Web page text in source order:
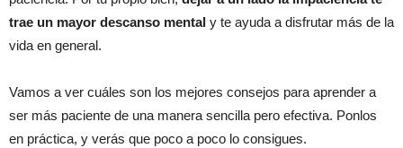
trae un mayor descanso mental y te ayuda a disfrutar más de la
vida en general.
Vamos a ver cuáles son los mejores consejos para aprender a
ser más paciente de una manera sencilla pero efectiva. Ponlos
en práctica, y verás que poco a poco lo consigues.